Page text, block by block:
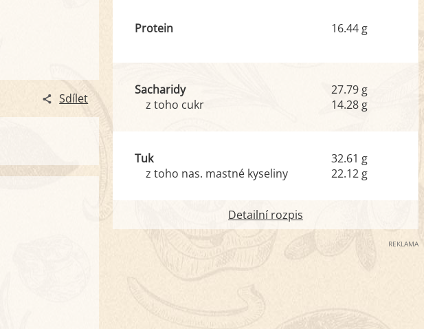
Sdílet
Protein 16.44 g
Sacharidy
z toho cukr
27.79 g
14.28 g
Tuk
z toho nas. mastné kyseliny
32.61 g
22.12 g
Detailní rozpis
REKLAMA